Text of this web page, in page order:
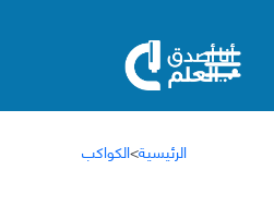
الرئيسية>الكواكب